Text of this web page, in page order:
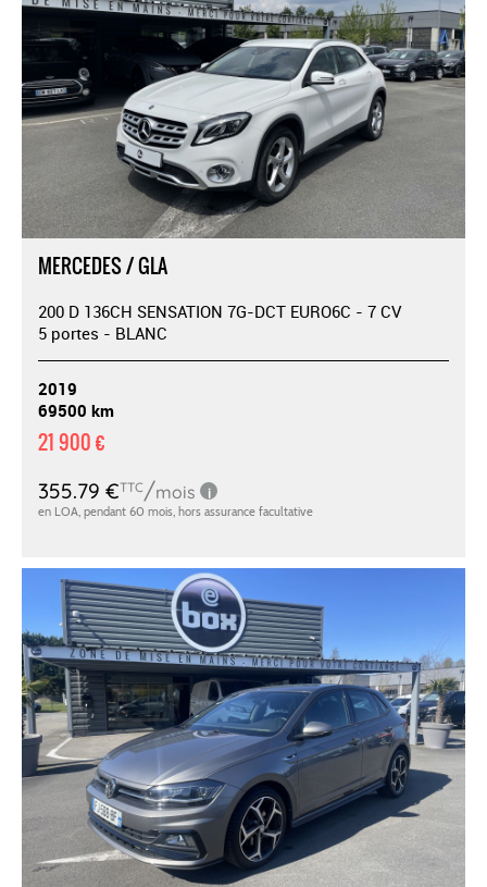
MERCEDES / GLA
200 D 136CH SENSATION 7G-DCT EURO6C - 7 CV
5 portes - BLANC
2019
69500 km
21 900 €